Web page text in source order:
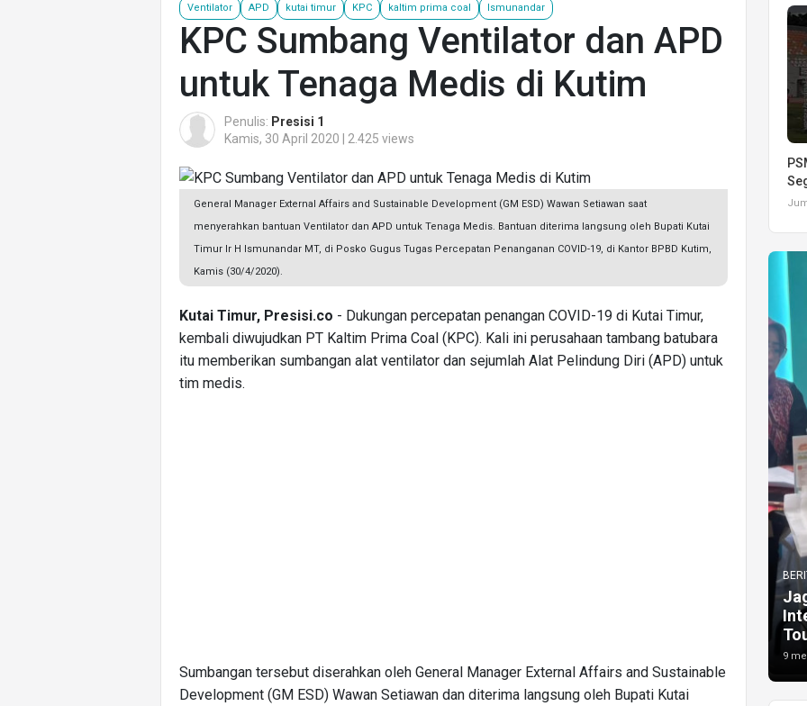
Ventilator APD kutai timur KPC kaltim prima coal Ismunandar
KPC Sumbang Ventilator dan APD
untuk Tenaga Medis di Kutim
Penulis: Presisi 1
Kamis, 30 April 2020 | 2.425 views
General Manager External Affairs and Sustainable Development (GM ESD) Wawan Setiawan saat
menyerahkan bantuan Ventilator dan APD untuk Tenaga Medis. Bantuan diterima langsung oleh Bupati Kutai
Timur Ir H Ismunandar MT, di Posko Gugus Tugas Percepatan Penanganan COVID-19, di Kantor BPBD Kutim,
Kamis (30/4/2020).
Kutai Timur, Presisi.co - Dukungan percepatan penangan COVID-19 di Kutai Timur,
kembali diwujudkan PT Kaltim Prima Coal (KPC). Kali ini perusahaan tambang batubara
itu memberikan sumbangan alat ventilator dan sejumlah Alat Pelindung Diri (APD) untuk
tim medis.
Sumbangan tersebut diserahkan oleh General Manager External Affairs and Sustainable
Development (GM ESD) Wawan Setiawan dan diterima langsung oleh Bupati Kutai
9